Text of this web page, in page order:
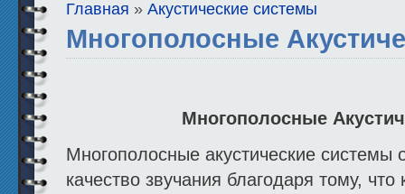
Главная » Акустические системы
Многополосные
Многополосные
Многополосные акустические системы
качество звучания благодаря тому,